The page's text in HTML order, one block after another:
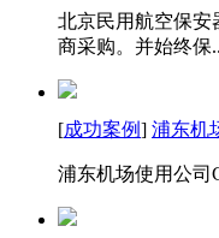
北京民用航空保安
商采购。并始终保
[成功案例] 浦东机
浦东机场使用公司